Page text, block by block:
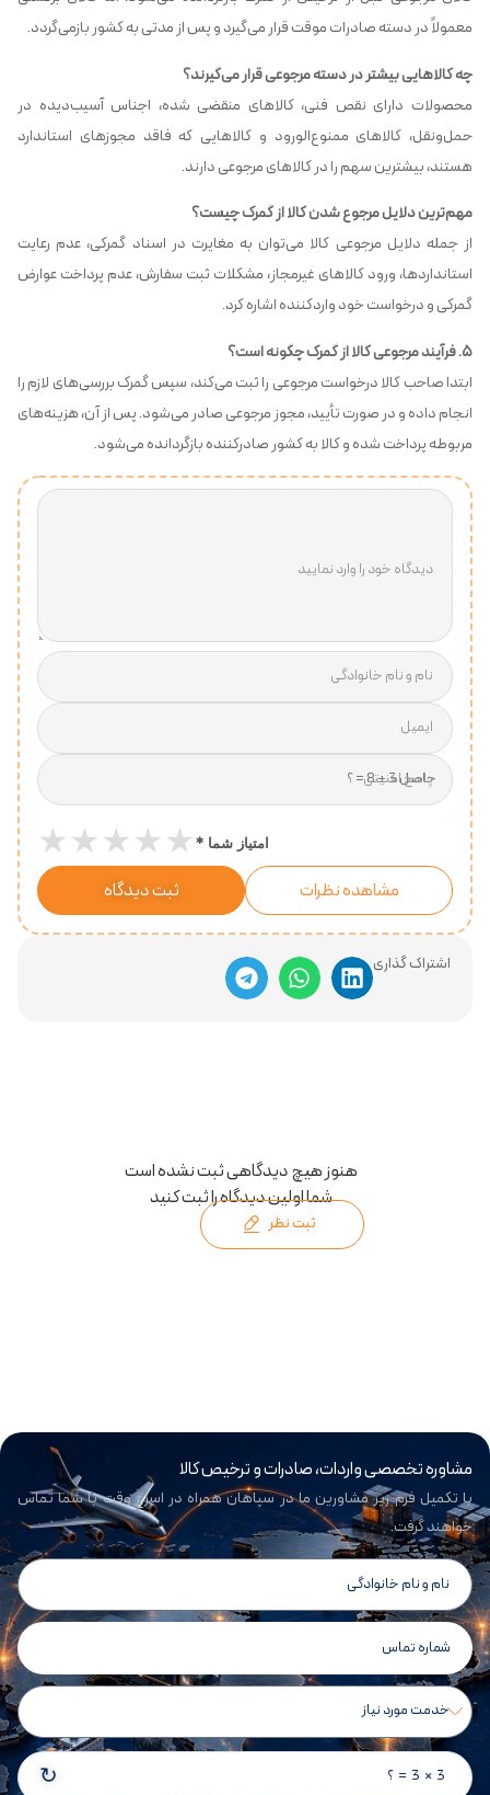
دیدگاه خود را وارد نمایید
نام و نام خانوادگی
ایمیل
پاسخ امنیتی
امتیاز شما *
★★★★★
ثبت دیدگاه مشاهده نظرات
اشتراک گذاری
معمولاً در دسته صادرات موقت قرار می‌گیرد و پس از مدتی به کشور بازمی‌گردد.
چه کالاهایی بیشتر در دسته مرجوعی قرار می‌گیرند؟
محصولات دارای نقص فنی، کالاهای منقضی شده، اجناس آسیب‌دیده در
حمل‌ونقل، کالاهای ممنوع‌الورود و کالاهایی که فاقد مجوزهای استاندارد
هستند، بیشترین سهم را در کالاهای مرجوعی دارند.
مهم‌ترین دلایل مرجوع شدن کالا از گمرک چیست؟
از جمله دلایل مرجوعی کالا می‌توان به مغایرت در اسناد گمرکی، عدم رعایت
استانداردها، ورود کالاهای غیرمجاز، مشکلات ثبت سفارش، عدم پرداخت عوارض
گمرکی و درخواست خود واردکننده اشاره کرد.
۵. فرآیند مرجوعی کالا از گمرک چگونه است؟
ابتدا صاحب کالا درخواست مرجوعی را ثبت می‌کند، سپس گمرک بررسی‌های لازم را
انجام داده و در صورت تأیید، مجوز مرجوعی صادر می‌شود. پس از آن، هزینه‌های
مربوطه پرداخت شده و کالا به کشور صادرکننده بازگردانده می‌شود.
هنوز هیچ دیدگاهی ثبت نشده است
شما اولین دیدگاه را ثبت کنید
ثبت نظر
مشاوره تخصصی واردات، صادرات و ترخیص کالا
با تکمیل فرم زیر مشاورین ما در سپاهان همراه در اسرع وقت با شما تماس
خواهند گرفت.
3 × 3 = ؟ ↻